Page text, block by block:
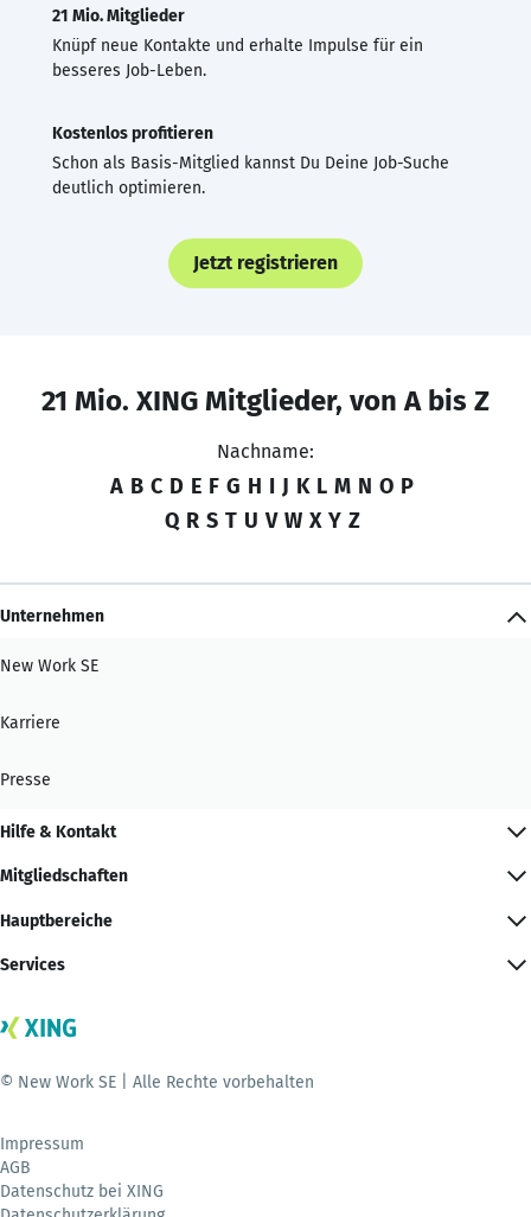
21 Mio. Mitglieder
Knüpf neue Kontakte und erhalte Impulse für ein
besseres Job-Leben.
Kostenlos profitieren
Schon als Basis-Mitglied kannst Du Deine Job-Suche
deutlich optimieren.
Jetzt registrieren
21 Mio. XING Mitglieder, von A bis Z
Nachname:
A B C D E F G H I J K L M N O P
Q R S T U V W X Y Z
Unternehmen
New Work SE
Karriere
Presse
Hilfe & Kontakt
Mitgliedschaften
Hauptbereiche
Services
© New Work SE | Alle Rechte vorbehalten
Impressum
AGB
Datenschutz bei XING